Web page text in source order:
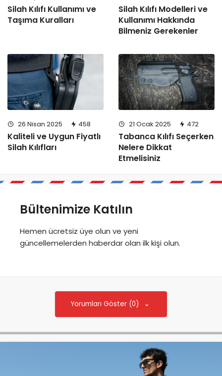
Silah Kılıfı Kullanımı ve
Taşıma Kuralları
Silah Kılıfı Modelleri ve
Kullanımı Hakkında
Bilmeniz Gerekenler
26 Nisan 2025 458
Kaliteli ve Uygun Fiyatlı
Silah Kılıfları
21 Ocak 2025 472
Tabanca Kılıfı Seçerken
Nelere Dikkat
Etmelisiniz
Bültenimize Katılın
Hemen ücretsiz üye olun ve yeni
güncellemelerden haberdar olan ilk kişi olun.
Yorumları Göster (0)